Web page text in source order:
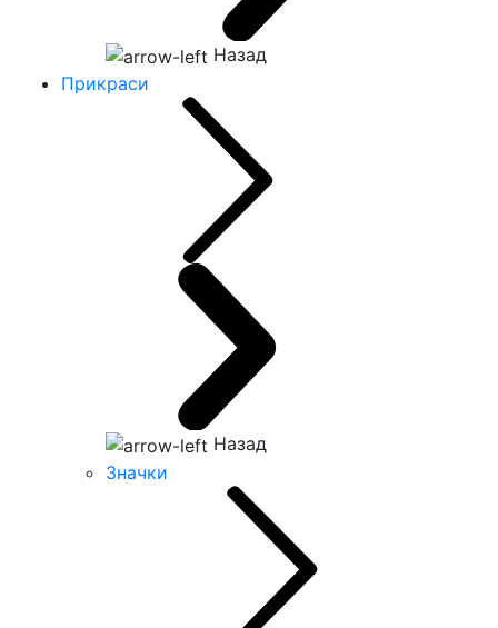
Назад
Прикраси
Назад
Значки